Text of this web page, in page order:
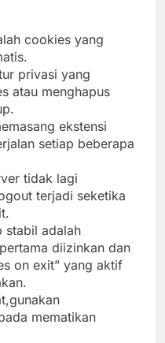
cookies yang
privasi yang
atau menghapus
ekstensi
setiap beberapa
tidak lagi
terjadi seketika
stabil adalah
diizinkan dan
on exit” yang aktif
mematikan